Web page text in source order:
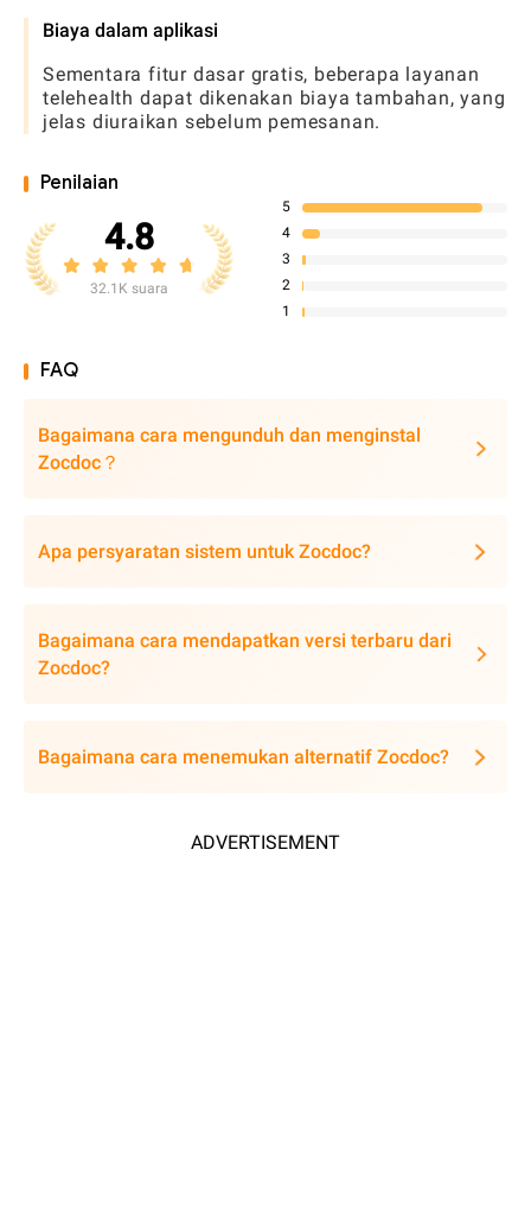
Biaya dalam aplikasi
Sementara fitur dasar gratis, beberapa layanan
telehealth dapat dikenakan biaya tambahan, yang
jelas diuraikan sebelum pemesanan.
Penilaian
4.8
32.1K suara
5
4
3
2
1
FAQ
Bagaimana cara mengunduh dan menginstal
Zocdoc？
Apa persyaratan sistem untuk Zocdoc?
Bagaimana cara mendapatkan versi terbaru dari
Zocdoc?
Bagaimana cara menemukan alternatif Zocdoc?
ADVERTISEMENT